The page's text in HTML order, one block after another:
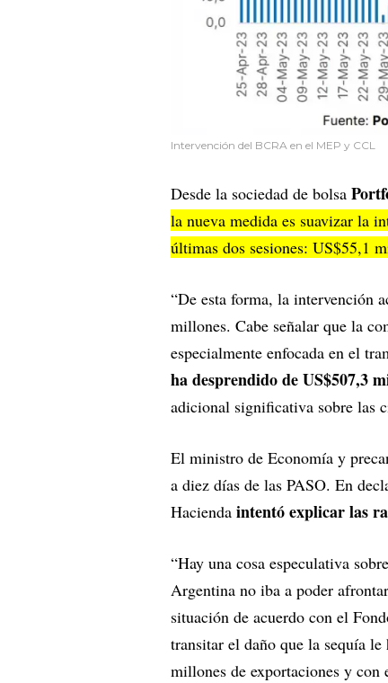
Intervención del BCRA en el MEP y CCL
Desde la sociedad de bolsa
la nueva medida es suavizar la
últimas dos sesiones: US$55,1
“De esta forma, la intervención
millones. Cabe señalar que la
especialmente enfocada en el
ha desprendido de US$507,3
adicional significativa sobre las
El ministro de Economía y
a diez días de las PASO. En
Hacienda intentó explicar las
“Hay una cosa especulativa
Argentina no iba a poder
situación de acuerdo con el
transitar el daño que la sequía
millones de exportaciones y